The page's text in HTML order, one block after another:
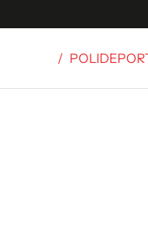
/